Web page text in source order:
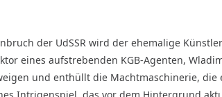
der UdSSR wird der ehemalige
eines aufstrebenden KGB-Agenten,
und enthüllt die Machtmaschinerie, die